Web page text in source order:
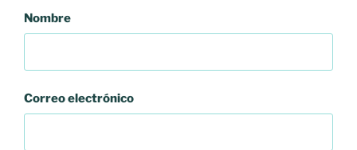
Nombre
Correo electrónico